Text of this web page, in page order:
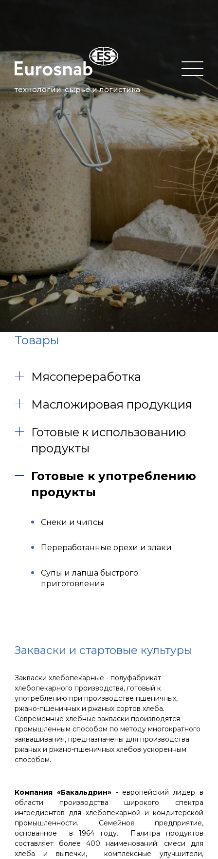
технологии, сырье и логистика
Товары
Мясопереработка
Масложировая продукция
Готовые к использованию
продукты
Готовые к употреблению
продукты
Снеки и чипсы
Переработанные орехи и злаки
Супы и лапша быстрого
приготовления
Закваски и стартовые культуры
Закваски хлебопекарные - полуфабрикат
хлебопекарного производства, готовый к
употреблению при производстве пшеничных,
ржано-пшеничных и ржаных сортов хлеба.
Современные хлебные закваски производятся
промышленным способом по методу многократного
заквашивания, предназначены для производства
ржаных и ржано-пшеничных хлебов ускоренным
способом.
Компания «Бакальдрин»- европейский лидер в
области производства широкого спектра
ингредиентов для хлебопекарной и кондитерской
промышленности. Семейное предприятие,
основанное в 1964 году. Палитра продуктов
составляет более 400 наименований: смеси для
хлеба и выпечки, комплексные улучшители,